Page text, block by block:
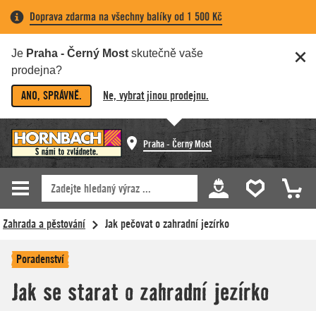
Doprava zdarma na všechny balíky od 1 500 Kč
Je Praha - Černý Most skutečně vaše
prodejna?
ANO, SPRÁVNĚ. Ne, vybrat jinou prodejnu.
Praha - Černý Most